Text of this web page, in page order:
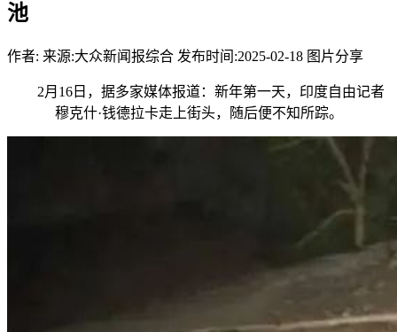
池
作者: 来源:大众新闻报综合 发布时间:2025-02-18 图片分享
2月16日，据多家媒体报道：新年第一天，印度自由记者
穆克什·钱德拉卡走上街头，随后便不知所踪。